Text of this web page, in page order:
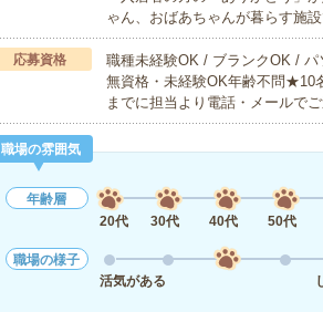
ゃん、おばあちゃんが暮らす施
応募資格
職種未経験OK / ブランクOK /
無資格・未経験OK年齢不問★10
までに担当より電話・メールで
職場の雰囲気
年齢層
20代
30代 40代 50代
職場の様子
活気がある